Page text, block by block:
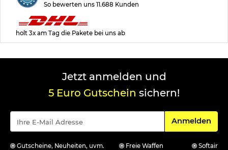
So bewerten uns 11.688 Kunden
holt 3x am Tag die Pakete bei uns ab
Jetzt anmelden und
5 Euro Gutschein sichern!
Für den
Anmelden
Gutscheine, Neuheiten, uvm. Freie Waffen
Softair